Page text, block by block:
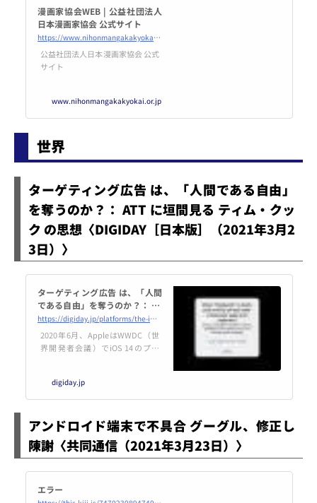
漫画家協会WEB | 公益社団法人
日本漫画家協会 公式サイト
https://www.nihonmangakakyokai.or.jp/?tbl=competition&#038;id=8970
公益社団法人日本漫画家協会 公式
サイト
www.nihonmangakakyokai.or.jp
世界
ターゲティング広告 は、「人間である自由」
を奪うのか？： ATT に垣間見る ティム・クッ
ク の思想〈DIGIDAY［日本版］（2021年3月2
3日）〉
ターゲティング広告 は、「人間
である自由」を奪うのか？： AT
T に垣間見る ティム・クック の
思想 | DIGIDAY［日本版］
https://digiday.jp/platforms/the-impact-of-apptrackingtransparency/
2020年6月、AppleはWWDC（世
界開発者会議）でiOS 14のプレ
どの機能アップデートに加えて、
Appleはプライバシー機能の強化
震が走ったことは記憶に新しいだ
ろう。ーー高瀬優氏による寄稿。
digiday.jp
アンドロイド端末で不具合 グーグル、修正し
陳謝〈共同通信（2021年3月23日）〉
エラー